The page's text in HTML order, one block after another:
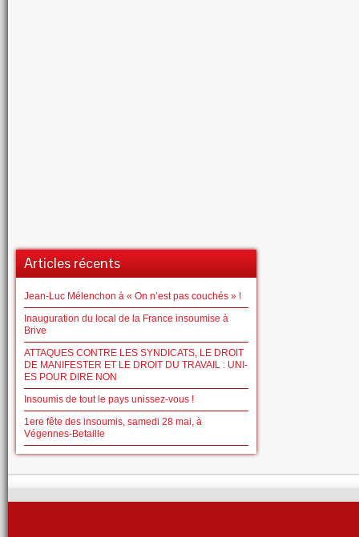
Articles récents
Jean-Luc Mélenchon à « On n’est pas couchés » !
Inauguration du local de la France insoumise à
Brive
ATTAQUES CONTRE LES SYNDICATS, LE DROIT
DE MANIFESTER ET LE DROIT DU TRAVAIL : UNI-
ES POUR DIRE NON
Insoumis de tout le pays unissez-vous !
1ere fête des insoumis, samedi 28 mai, à
Végennes-Betaille